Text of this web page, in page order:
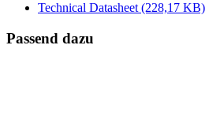
Technical Datasheet (228,17 KB)
Passend dazu